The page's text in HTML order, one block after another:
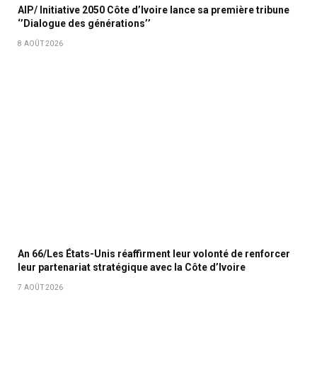
AIP/ Initiative 2050 Côte d’Ivoire lance sa première tribune
‘’Dialogue des générations’’
8 AOÛT 2026
An 66/Les États-Unis réaffirment leur volonté de renforcer
leur partenariat stratégique avec la Côte d’Ivoire
7 AOÛT 2026